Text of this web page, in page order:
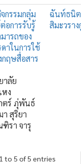
กรรมกลุ่ม
อการรับรู้
ารถของ
าในการใช้
ฤษสื่อสาร
าลัย
ง
ตร์ ภุ่พันธ์
า สุริยา
รา จารุ
ฉันท์ธนิ
สิมะวราง
to 5 of 5 entries